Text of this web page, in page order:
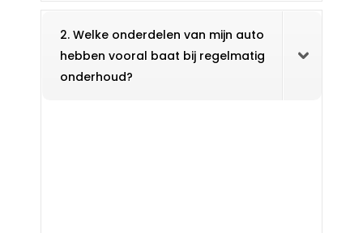
2. Welke onderdelen van mijn auto
hebben vooral baat bij regelmatig
onderhoud?